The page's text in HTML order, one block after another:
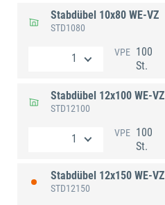
Stabdübel 10x80 WE-VZ
STD1080
VPE 100
St.
Stabdübel 12x100 WE-VZ
STD12100
VPE 100
St.
Stabdübel 12x150 WE-VZ
STD12150